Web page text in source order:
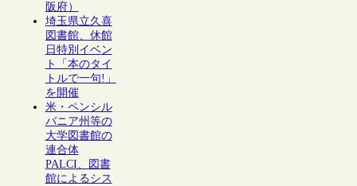
阪府）
埼玉県立久喜
図書館、休館
日特別イベン
ト「本のタイ
トルで一句!」
を開催
米・ペンシル
バニア州等の
大学図書館の
連合体
PALCI、図書
館によるシス